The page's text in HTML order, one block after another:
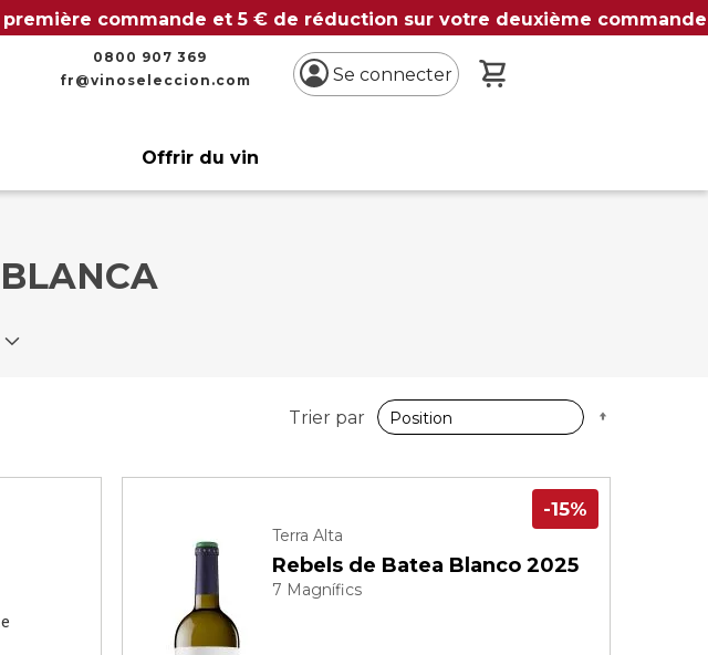
commande et 5 € de réduction sur votre deuxième commande
0800 907 369
fr@vinoseleccion.com
Se connecter
Offrir du vin
Trier par
Terra Alta
Rebels de Batea Blanco 2025
7 Magnífics
-15%